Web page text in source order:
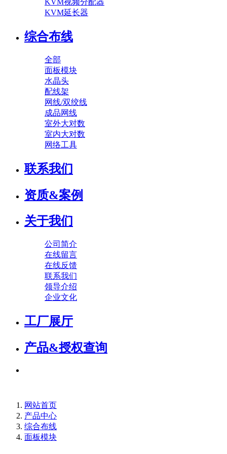
KVM延长器
综合布线
全部
面板模块
水晶头
配线架
网线/双绞线
成品网线
室外大对数
室内大对数
网络工具
联系我们
资质&案例
关于我们
公司简介
在线留言
在线反馈
联系我们
领导介绍
企业文化
工厂展厅
产品&授权查询
网站首页
产品中心
综合布线
面板模块